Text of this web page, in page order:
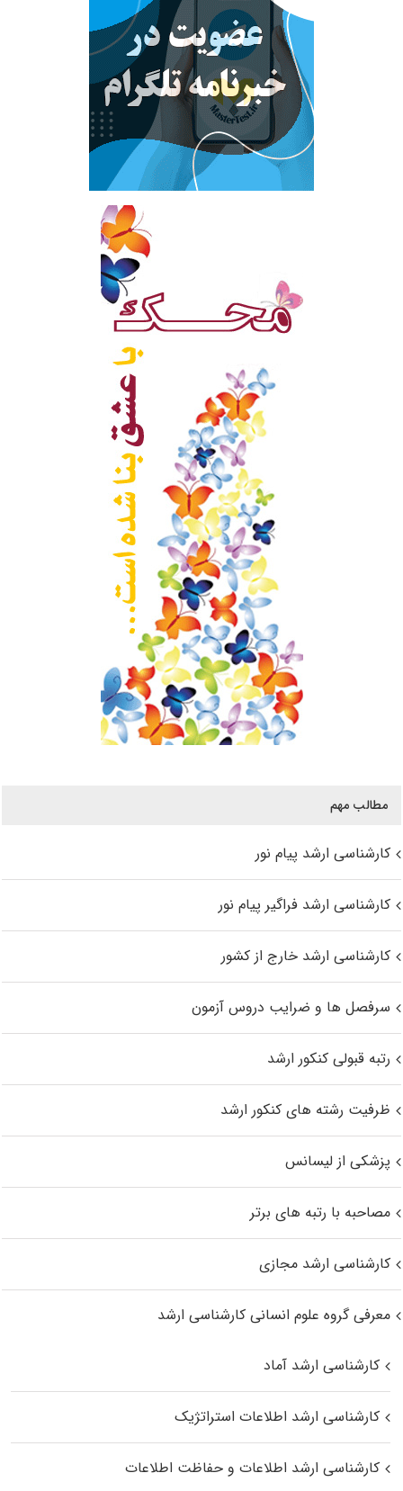
مطالب مهم
کارشناسی ارشد پیام نور
کارشناسی ارشد فراگیر پیام نور
کارشناسی ارشد خارج از کشور
سرفصل ها و ضرایب دروس آزمون
رتبه قبولی کنکور ارشد
ظرفیت رشته های کنکور ارشد
پزشکی از لیسانس
مصاحبه با رتبه های برتر
کارشناسی ارشد مجازی
معرفی گروه علوم انسانی کارشناسی ارشد
کارشناسی ارشد آماد
کارشناسی ارشد اطلاعات استراتژیک
کارشناسی ارشد اطلاعات و حفاظت اطلاعات